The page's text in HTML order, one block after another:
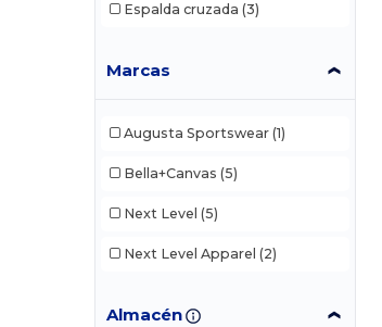
Espalda cruzada (3)
Marcas
Augusta Sportswear (1)
Bella+Canvas (5)
Next Level (5)
Next Level Apparel (2)
Almacén